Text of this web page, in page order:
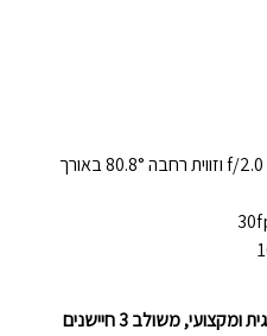
32MP - חיישן עם מפתח צמצם f/2.0 וזווית רחבה 80.8° באורך
מערך צילום אחורי מוביל טכנולוגית ומקצועי, משולב 3 חיישנים